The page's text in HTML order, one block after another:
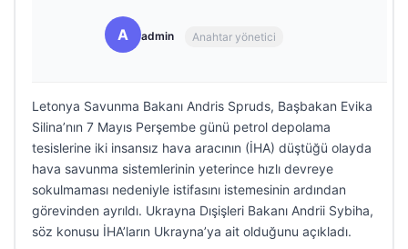
A admin Anahtar yönetici
Letonya Savunma Bakanı Andris Spruds, Başbakan Evika
Silina’nın 7 Mayıs Perşembe günü petrol depolama
tesislerine iki insansız hava aracının (İHA) düştüğü olayda
hava savunma sistemlerinin yeterince hızlı devreye
sokulmaması nedeniyle istifasını istemesinin ardından
görevinden ayrıldı. Ukrayna Dışişleri Bakanı Andrii Sybiha,
söz konusu İHA’ların Ukrayna’ya ait olduğunu açıkladı.